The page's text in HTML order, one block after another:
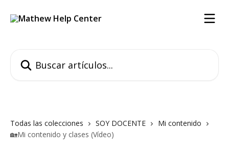
Todas las colecciones SOY DOCENTE
Mi contenido
🏡Mi contenido y clases (Vídeo)